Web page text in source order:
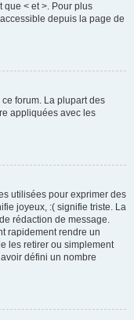
que < et >. Pour plus
depuis la page de
forum. La plupart des
appliquées avec les
utilisées pour exprimer des
joyeux, :( signifie triste. La
rédaction de message.
rapidement rendre un
les retirer ou simplement
défini un nombre